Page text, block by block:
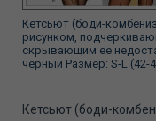
Кетсьют (боди-
рисунком,
скрывающим ее
черный Размер: S-L (42-
Кетсьют (боди-